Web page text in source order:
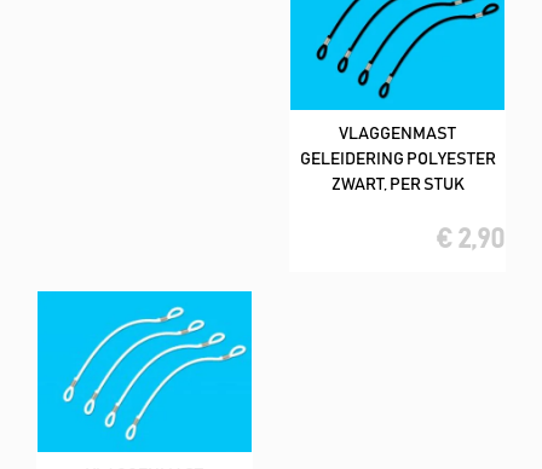
VLAGGENMAST
GELEIDERING POLYESTER
ZWART, PER STUK
€ 2,90